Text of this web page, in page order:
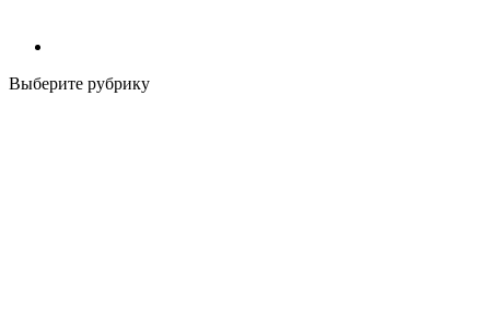
Выберите рубрику